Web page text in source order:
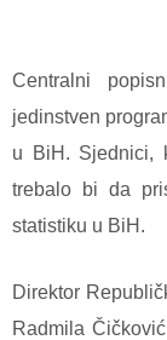
Centralni
jedinstven
u BiH. Sjednici,
trebalo bi da
statistiku u BiH.
Direktor
Radmila